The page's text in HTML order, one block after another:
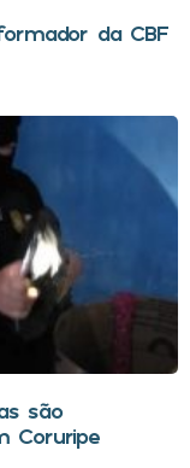
da CBF
são
Coruripe